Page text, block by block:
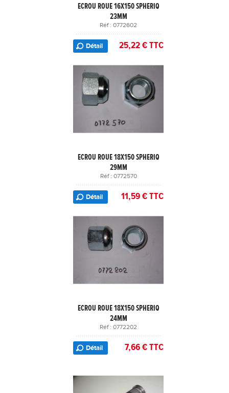
ECROU ROUE 16X150 SPHERIQ
23MM
Réf : 0772602
Détail 25,22 € TTC
ECROU ROUE 18X150 SPHERIQ
29MM
Réf : 0772570
Détail 11,59 € TTC
ECROU ROUE 18X150 SPHERIQ
24MM
Réf : 0772202
Détail 7,66 € TTC